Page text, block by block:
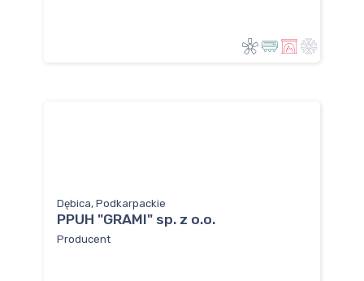
Dębica, Podkarpackie
PPUH "GRAMI" sp. z o.o.
Producent